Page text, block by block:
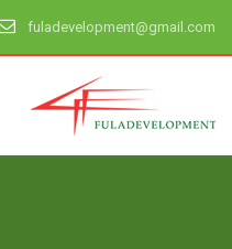
fuladevelopment@gmail.com